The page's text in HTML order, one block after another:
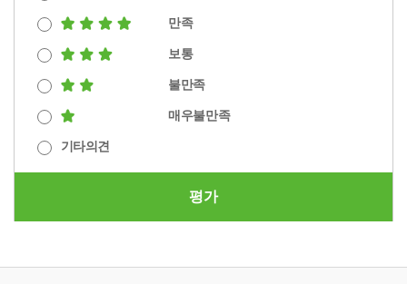
만족
보통
불만족
매우불만족
기타의견
평가